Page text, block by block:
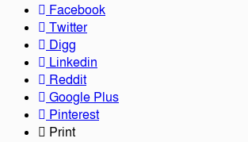
Facebook
Twitter
Digg
Linkedin
Reddit
Google Plus
Pinterest
Print